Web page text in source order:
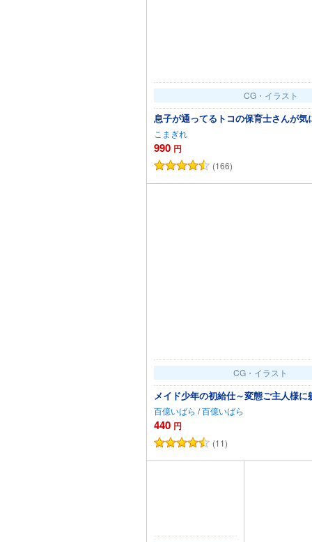
CG・イラスト
息子が通ってるトコの保育士さんが
こまぎれ
990 円
(166)
CG・イラスト
メイド少年の初給仕～変態ご主人様に
百億いばら /百億いばら
440 円
(11)